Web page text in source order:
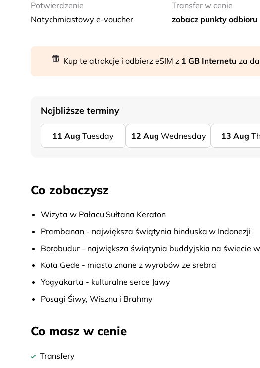
Potwierdzenie
Natychmiastowy e-voucher
Transfer w cenie
zobacz punkty odbioru
Kup tę atrakcję i odbierz eSIM z 1 GB Internetu za
Najbliższe terminy
11 Aug Tuesday 12 Aug Wednesday 13 Aug
Co zobaczysz
Wizyta w Pałacu Sułtana Keraton
Prambanan - największa świątynia hinduska w Indonezji
Borobudur - największa świątynia buddyjskia na świecie
Kota Gede - miasto znane z wyrobów ze srebra
Yogyakarta - kulturalne serce Jawy
Posągi Śiwy, Wisznu i Brahmy
Co masz w cenie
Transfery